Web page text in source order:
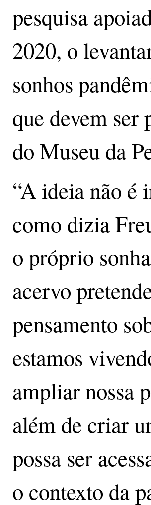
pesquisa
2020, o
sonhos
que devem ser
do Museu da
“A ideia não é
como dizia
o próprio
acervo
pensamento
estamos
ampliar nossa
além de criar
possa ser
o contexto da